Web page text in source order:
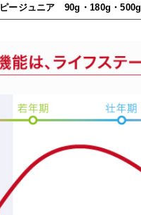
ージュニア 90g・180g・500g